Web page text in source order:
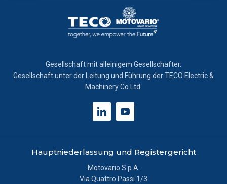
Gesellschaft mit alleinigem Gesellschafter.
Gesellschaft unter der Leitung und Führung der TECO Electric &
Machinery Co.Ltd.
Hauptniederlassung und Registergericht
Motovario S.p.A.
Via Quattro Passi 1/3